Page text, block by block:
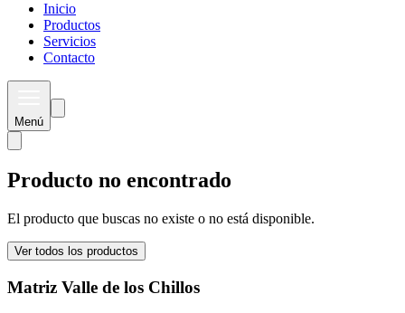
Inicio
Productos
Servicios
Contacto
Menú
Producto no encontrado
El producto que buscas no existe o no está disponible.
Ver todos los productos
Matriz Valle de los Chillos